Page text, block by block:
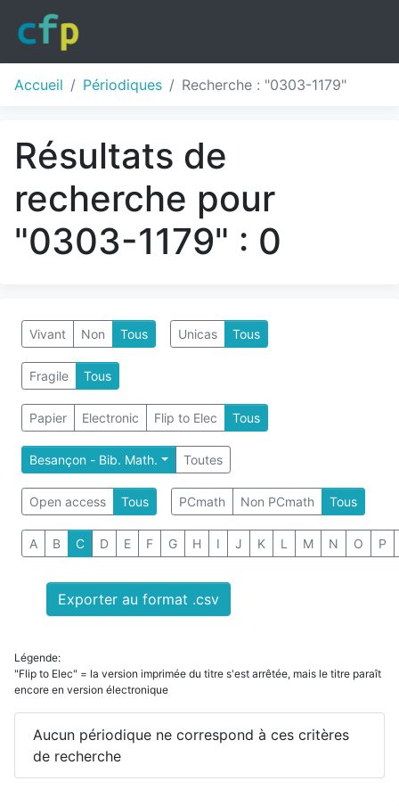
Accueil Périodiques Recherche : "0303-1179"
Résultats de
recherche pour
"0303-1179" : 0
Vivant Non Tous Unicas Tous
Fragile Tous
Papier Electronic Flip to Elec Tous
Besançon - Bib. Math. Toutes
Open access Tous PCmath Non PCmath Tous
A B C D E F G H I J K L M N O P
Exporter au format .csv
Légende:
"Flip to Elec" = la version imprimée du titre s'est arrêtée, mais le titre paraît
encore en version électronique
Aucun périodique ne correspond à ces critères
de recherche